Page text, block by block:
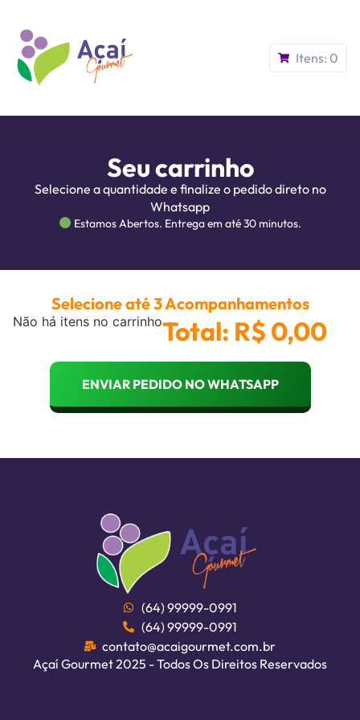
Itens: 0
Seu carrinho
Selecione a quantidade e finalize o pedido direto no
Whatsapp
Estamos Abertos. Entrega em até 30 minutos.
Selecione até 3 Acompanhamentos
Não há itens no carrinhoTotal: R$ 0,00
ENVIAR PEDIDO NO WHATSAPP
(64) 99999-0991
(64) 99999-0991
contato@acaigourmet.com.br
Açaí Gourmet 2025 - Todos Os Direitos Reservados